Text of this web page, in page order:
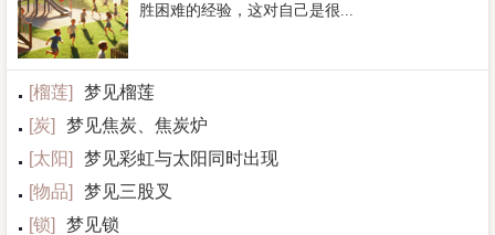
胜困难的经验，这对自己是很...
[榴莲]
梦见榴莲
[炭]
梦见焦炭、焦炭炉
[太阳]
梦见彩虹与太阳同时出现
[物品]
梦见三股叉
[锁] 梦见锁